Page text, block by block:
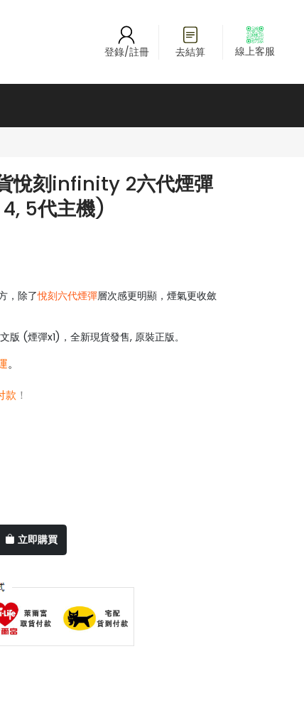
登錄/註冊 去結算 線上客服
悅刻infinity 2六代煙彈
5代主機)
，除了悅刻六代煙彈層次感更明顯，煙氣更收斂
版 (煙彈x1)，全新現貨發售, 原裝正版。
。
款 ！
立即購買